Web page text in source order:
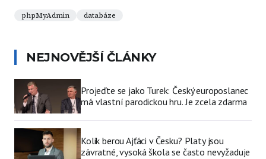
phpMyAdmin databáze
NEJNOVĚJŠÍ ČLÁNKY
Projeďte se jako Turek: Český europoslanec
má vlastní parodickou hru. Je zcela zdarma
Kolik berou Ajťáci v Česku? Platy jsou
závratné, vysoká škola se často nevyžaduje